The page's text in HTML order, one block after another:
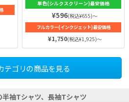
き
持
）
、
エステル100%を使用しており、厚
みも4.4ozと比較的薄めです。機能
性抜群のドライ素材だから、汗冷え
しなければ、いつでも快適な着心地
を得られます。スタンダードなシル
エットのため、スポーツ以外の日常
単色(シルクスクリーン)最安価格
¥596(税込¥655)～
フルカラー(インクジェット)最安価格
¥1,750(税込¥1,925)～
テゴリの商品を見る
袖Tシャツ、長袖Tシャツ